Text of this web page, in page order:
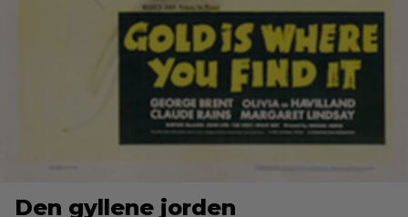
Den gyllene jorden